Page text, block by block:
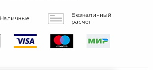
Наличные
Безналичный
расчет